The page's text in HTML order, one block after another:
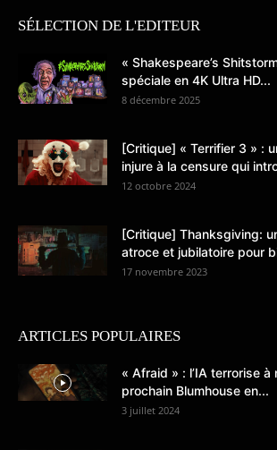
SÉLECTION DE L'EDITEUR
« Shakespeare’s
spéciale en 4K Ultra HD...
8 décembre 2025
[Critique] « Terrifier 3 » :
injure à la censure qui
12 octobre 2024
[Critique] Thanksgiving:
atroce et jubilatoire pour
17 novembre 2023
ARTICLES POPULAIRES
« Afraid » : l’IA terrorise
prochain Blumhouse en...
3 juillet 2024